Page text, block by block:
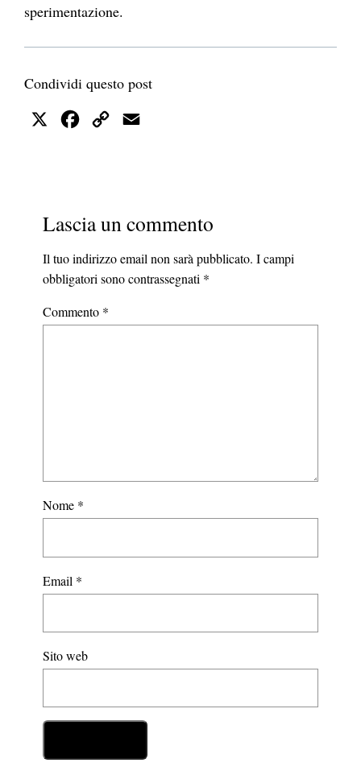
sperimentazione.
Condividi questo post
X FacebookCopy
Lascia un commento
Il tuo indirizzo email non sarà pubblicato. I campi
obbligatori sono contrassegnati *
Commento *
Nome *
Email *
Sito web